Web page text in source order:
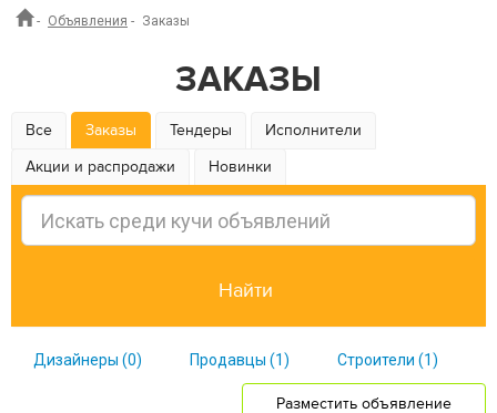
- Объявления - Заказы
ЗАКАЗЫ
Все Заказы Тендеры Исполнители
Акции и распродажи Новинки
Дизайнеры (0) Продавцы (1) Строители (1)
Разместить объявление